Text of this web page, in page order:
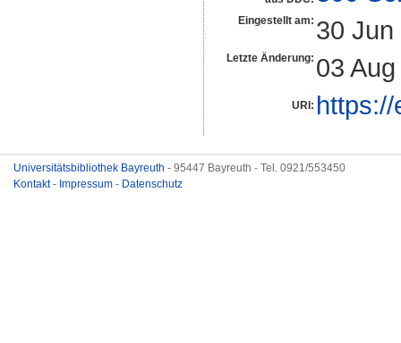
Eingestellt am: 30
Letzte Änderung: 03
URI:
Universitätsbibliothek Bayreuth - 95447 Bayreuth - Tel. 0921/553450
Kontakt- Impressum - Datenschutz